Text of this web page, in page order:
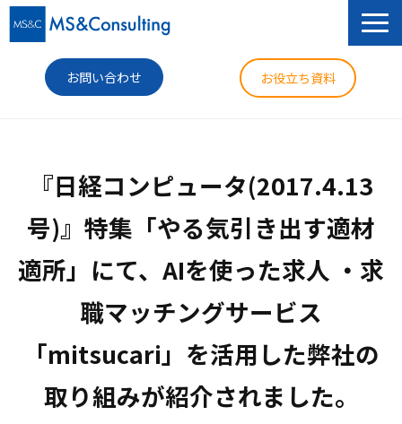
お問い合わせ お役立ち資料
セミナー
導入事例
コラム
企業情報
『日経コンピュータ(2017.4.13
号)』特集「やる気引き出す適材
適所」にて、AIを使った求人 ・求
職マッチングサービス
「mitsucari」を活用した弊社の
取り組みが紹介されました。